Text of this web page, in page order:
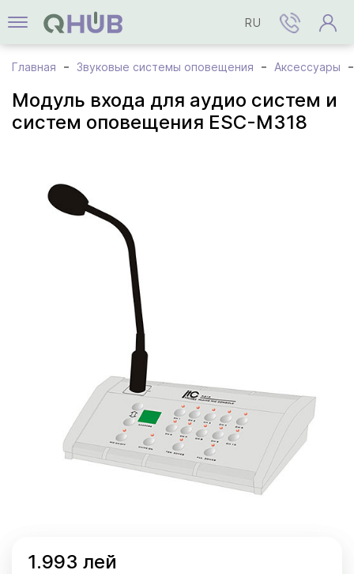
RU
Главная Звуковые системы оповещения Аксессуары
Модуль входа для аудио систем и
систем оповещения ESC-M318
1.993 лей